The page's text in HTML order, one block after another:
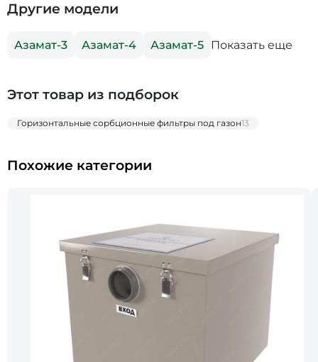
Другие модели
Азамат-3 Азамат-4 Азамат-5 Показать еще
Этот товар из подборок
Горизонтальные сорбционные фильтры под газон13
Похожие категории